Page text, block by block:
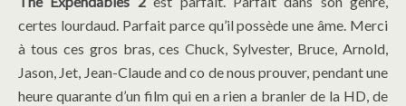
certes lourdaud. Parfait parce qu’il possède une âme. Merci
à tous ces gros bras, ces Chuck, Sylvester, Bruce, Arnold,
Jason, Jet, Jean-Claude and co de nous prouver, pendant une
heure quarante d’un film qui en a rien a branler de la HD, de